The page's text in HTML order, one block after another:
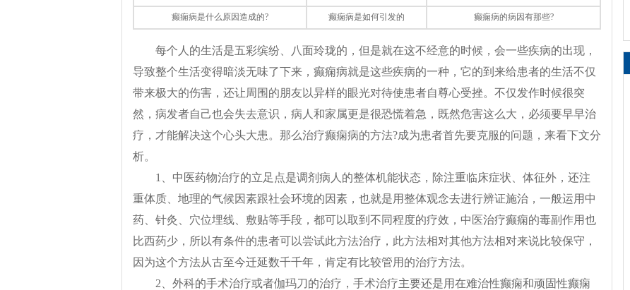
癫痫病是什么原因造成的? 癫痫病是如何引发的 癫痫病的病因有那些?
每个人的生活是五彩缤纷、八面玲珑的，但是就在这不经意的时候，会一些疾病的出现，
导致整个生活变得暗淡无味了下来，癫痫病就是这些疾病的一种，它的到来给患者的生活不仅
带来极大的伤害，还让周围的朋友以异样的眼光对待使患者自尊心受挫。不仅发作时候很突
然，病发者自己也会失去意识，病人和家属更是很恐慌着急，既然危害这么大，必须要早早治
疗，才能解决这个心头大患。那么治疗癫痫病的方法?成为患者首先要克服的问题，来看下文分
析。
1、中医药物治疗的立足点是调剂病人的整体机能状态，除注重临床症状、体征外，还注
重体质、地理的气候因素跟社会环境的因素，也就是用整体观念去进行辨证施治，一般运用中
药、针灸、穴位埋线、敷贴等手段，都可以取到不同程度的疗效，中医治疗癫痫的毒副作用也
比西药少，所以有条件的患者可以尝试此方法治疗，此方法相对其他方法相对来说比较保守，
因为这个方法从古至今迁延数千千年，肯定有比较管用的治疗方法。
2、外科的手术治疗或者伽玛刀的治疗，手术治疗主要还是用在难治性癫痫和顽固性癫痫